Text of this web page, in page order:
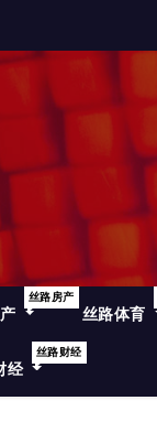
丝路房产
丝路体育
经
丝路财经